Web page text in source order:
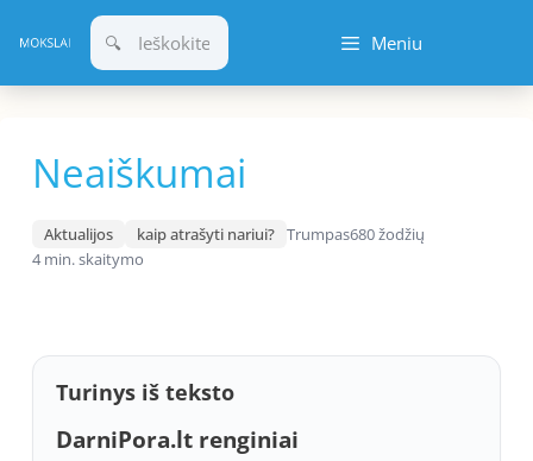
prie
turinio
Meniu
Neaiškumai
Aktualijos kaip atrašyti nariui? Trumpas680 žodžių
4 min. skaitymo
Turinys iš teksto
DarniPora.lt renginiai